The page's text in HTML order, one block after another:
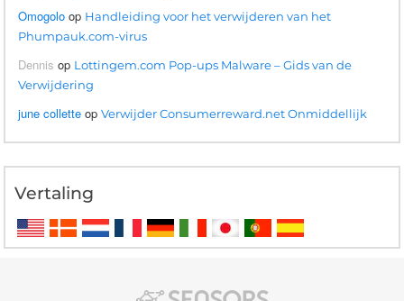
Omogolo op Handleiding voor het verwijderen van het
Phumpauk.com-virus
Dennis op Lottingem.com Pop-ups Malware – Gids van de
Verwijdering
june collette opVerwijder Consumerreward.net Onmiddellijk
Vertaling